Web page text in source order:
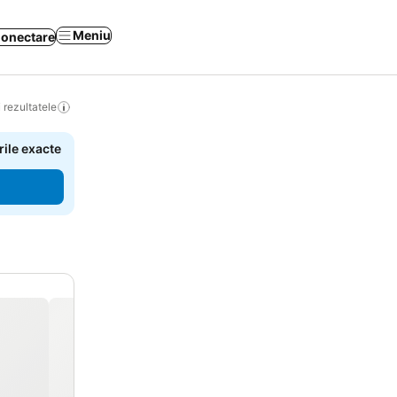
Meniu
rezultatele
exacte